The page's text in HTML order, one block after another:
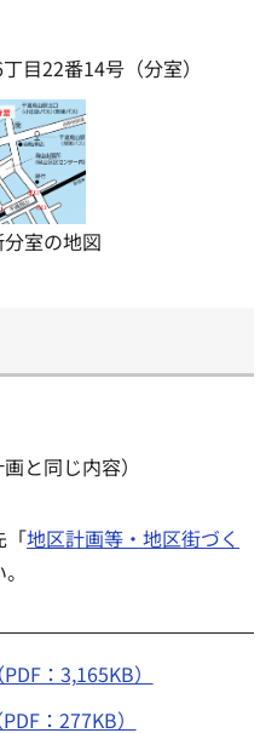
目22番14号（分室）
室の地図
と同じ内容）
「地区計画等・地区街づく
：3,165KB）
：277KB）